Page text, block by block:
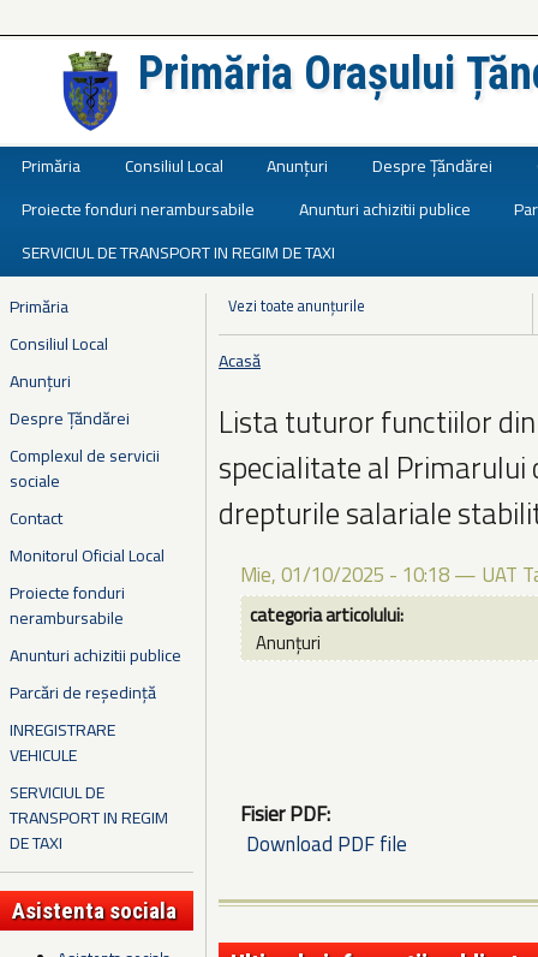
Primăria Orașului
Primăria Consiliul Local Anunțuri Despre Țăndărei
Proiecte fonduri nerambursabile
Anunturi achizitii publice
SERVICIUL DE TRANSPORT IN REGIM DE TAXI
Primăria
Consiliul Local
Anunțuri
Despre Țăndărei
Complexul de servicii
sociale
Contact
Monitorul Oficial Local
Proiecte fonduri
nerambursabile
Anunturi achizitii publice
Parcări de reședință
INREGISTRARE
VEHICULE
SERVICIUL DE
TRANSPORT IN REGIM
DE TAXI
Asistenta sociala
Vezi toate anunțurile
Eşti aici
Acasă
Lista tuturor functiilor
specialitate al Primarului
drepturile salariale
Mie, 01/10/2025 - 10:18 — UAT
categoria articolului:
Anunțuri
Fisier PDF:
Download PDF file